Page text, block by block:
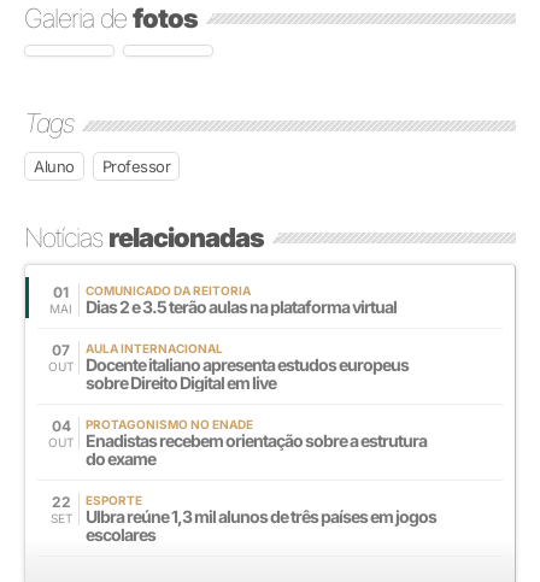
Galeria defotos
Tags
Aluno Professor
Notíciasrelacionadas
01
MAI
COMUNICADO DA REITORIA
Dias 2 e 3.5 terão aulas na plataforma virtual
07
OUT
AULA INTERNACIONAL
Docente italiano apresenta estudos europeus
sobre Direito Digital em live
04
OUT
PROTAGONISMO NO ENADE
Enadistas recebem orientação sobre a estrutura
do exame
22
SET
ESPORTE
Ulbra reúne 1,3 mil alunos de três países em jogos
escolares